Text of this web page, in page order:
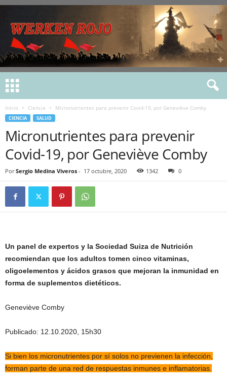
Inicio Ciencia Micronutrientes para prevenir Covid-19, por Geneviève Comby
CIENCIA SALUD
Micronutrientes para prevenir
Covid-19, por Geneviève Comby
Por Sergio Medina Viveros - 17 octubre, 2020 1342 0
Un panel de expertos y la Sociedad Suiza de Nutrición
recomiendan que los adultos tomen cinco vitaminas,
oligoelementos y ácidos grasos que mejoran la inmunidad en
forma de suplementos dietéticos.
Geneviève Comby
Publicado: 12.10.2020, 15h30
Si bien los micronutrientes por sí solos no previenen la infección,
forman parte de una red de respuestas inmunes e inflamatorias.